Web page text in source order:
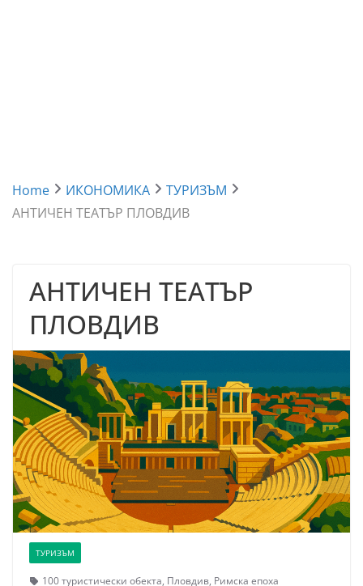
Home ИКОНОМИКА
ТУРИЗЪМ
АНТИЧЕН ТЕАТЪР ПЛОВДИВ
АНТИЧЕН ТЕАТЪР
ПЛОВДИВ
ТУРИЗЪМ
100 туристически обекта, Пловдив, Римска епоха